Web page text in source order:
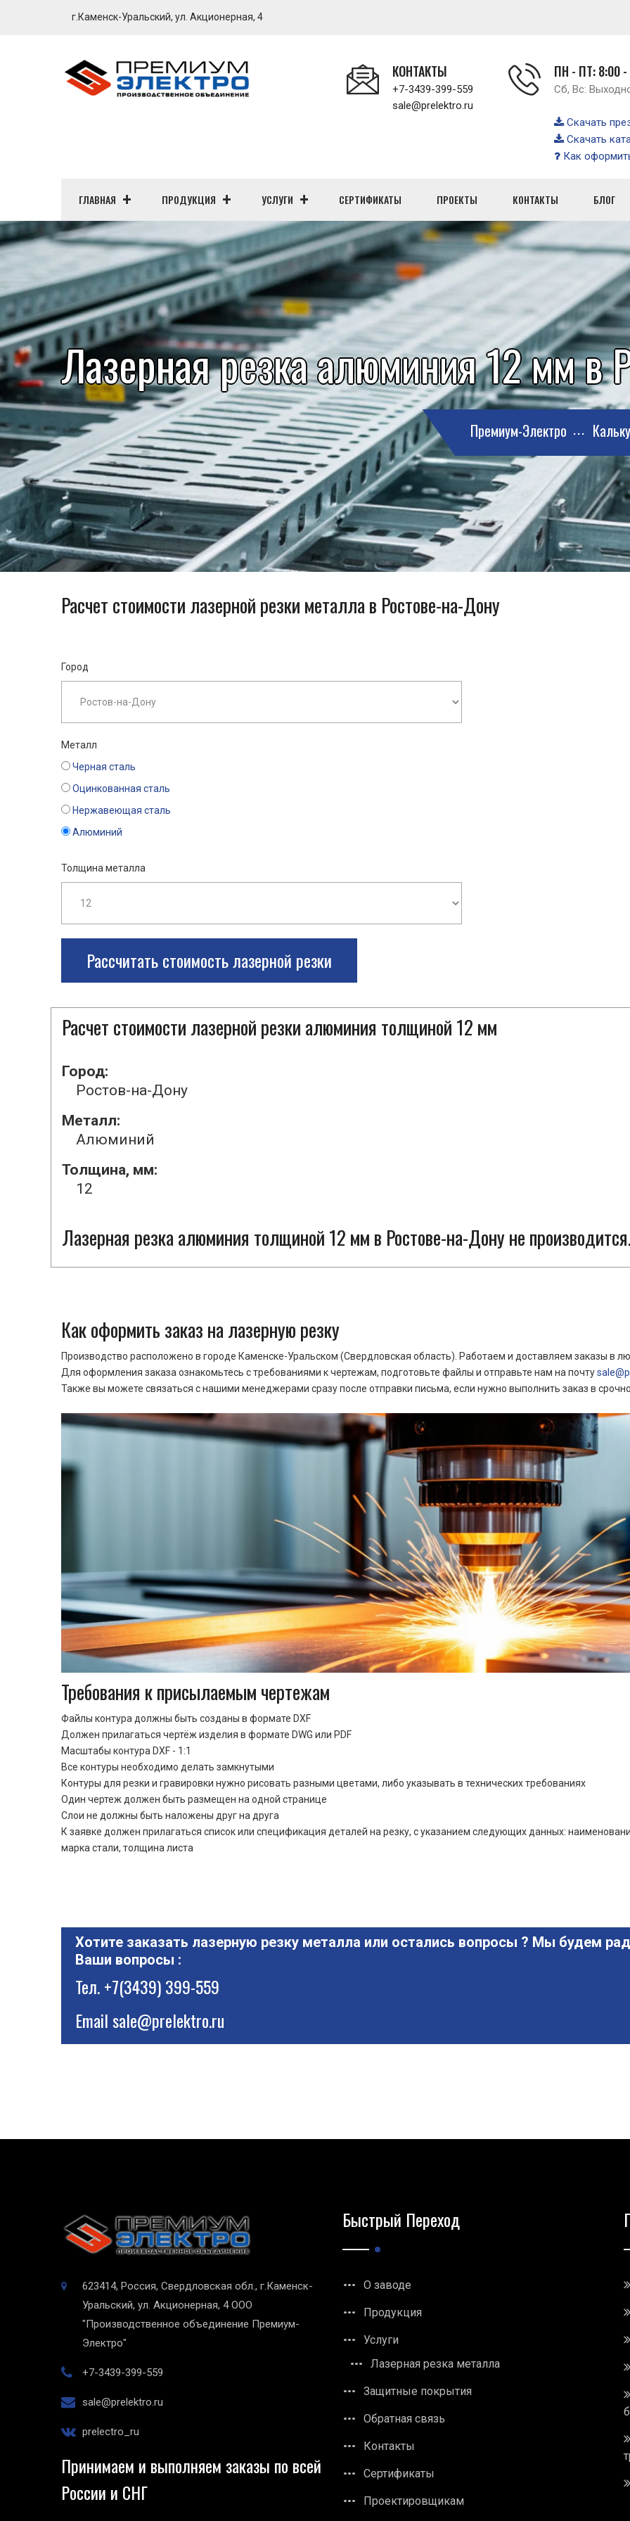
г.Каменск-Уральский, ул. Акционерная, 4
КОНТАКТЫ
+7-3439-399-559
sale@prelektro.ru
ПН - ПТ: 8:00 -
Сб, Вс:
Скачать
Скачать
Как
ГЛАВНАЯ ПРОДУКЦИЯ УСЛУГИ СЕРТИФИКАТЫ ПРОЕКТЫ КОНТАКТЫ БЛОГ
Лазерная резка алюминия 12 мм в
Премиум-Электро
Расчет стоимости лазерной резки металла в Ростове-на-Дону
Город
Металл
Черная сталь
Оцинкованная сталь
Нержавеющая сталь
Алюминий
Толщина металла
Рассчитать стоимость лазерной резки
Расчет стоимости лазерной резки алюминия толщиной 12 мм
Город:
Ростов-на-Дону
Металл:
Алюминий
Толщина, мм:
12
Лазерная резка алюминия толщиной 12 мм в Ростове-на-Дону не
Как оформить заказ на лазерную резку
Производство расположено в городе Каменске-Уральском (Свердловская область). Работаем и доставляем заказы в
Для оформления заказа ознакомьтесь с требованиями к чертежам, подготовьте файлы и отправьте нам на почту
Также вы можете связаться с нашими менеджерами сразу после отправки письма, если нужно выполнить заказ в
Требования к присылаемым чертежам
Файлы контура должны быть созданы в формате DXF
Должен прилагаться чертёж изделия в формате DWG или PDF
Масштабы контура DXF - 1:1
Все контуры необходимо делать замкнутыми
Контуры для резки и гравировки нужно рисовать разными цветами, либо указывать в технических требованиях
Один чертеж должен быть размещен на одной странице
Cлои не должны быть наложены друг на друга
К заявке должен прилагаться список или спецификация деталей на резку, с указанием следующих данных:
марка стали, толщина листа
Хотите заказать лазерную резку металла или остались вопросы ? Мы будем
Ваши вопросы :
Тел.+7(3439) 399-559
Emailsale@prelektro.ru
623414, Россия, Свердловская обл., г.Каменск-
Уральский, ул. Акционерная, 4 ООО
"Производственное объединение Премиум-
Электро"
+7-3439-399-559
sale@prelektro.ru
prelectro_ru
Принимаем и выполняем заказы по всей
России и СНГ
Быстрый Переход
О заводе
Продукция
Услуги
Лазерная резка металла
Защитные покрытия
Обратная связь
Контакты
Сертификаты
Проектировщикам